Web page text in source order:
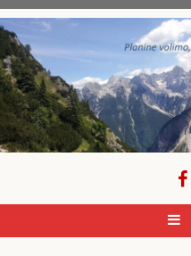
Skip
to
content